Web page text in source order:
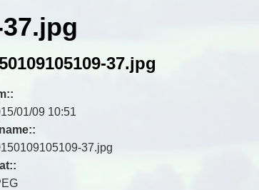
37.jpg
01/09 10:51
37.jpg